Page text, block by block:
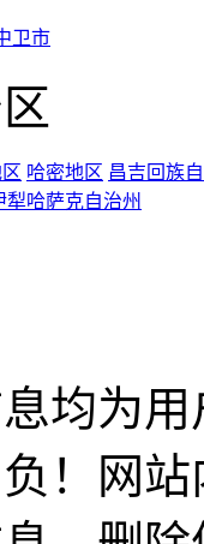
卫市
哈密地区 昌吉回族
犁哈萨克自治州
均为
！网